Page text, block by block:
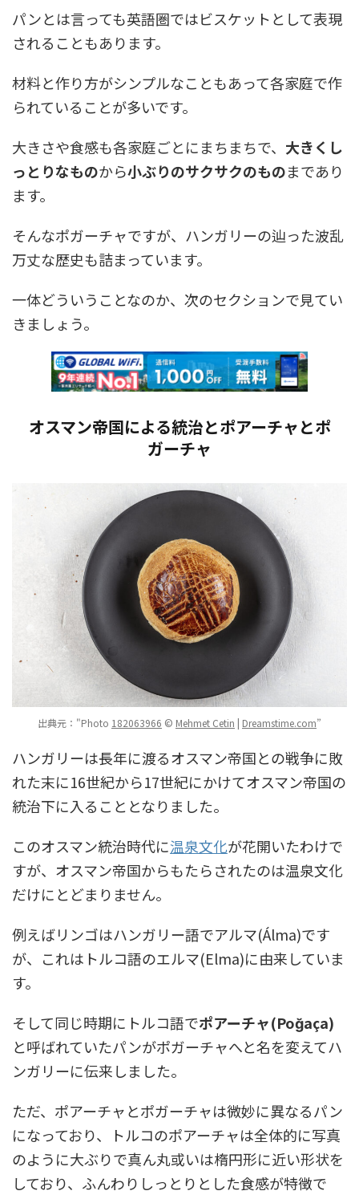
パンとは言っても英語圏ではビスケットとして表現
されることもあります。
材料と作り方がシンプルなこともあって各家庭で作
られていることが多いです。
大きさや食感も各家庭ごとにまちまちで、 大きくし
っとりなものから小ぶりのサクサクのものまであり
ます。
そんなポガーチャですが、ハンガリーの辿った波乱
万丈な歴史も詰まっています。
一体どういうことなのか、次のセクションで見てい
きましょう。
オスマン帝国による統治とポアーチャとポ
ガーチャ
出典元："Photo 182063966 © Mehmet Cetin | Dreamstime.com”
ハンガリーは長年に渡るオスマン帝国との戦争に敗
れた末に16世紀から17世紀にかけてオスマン帝国の
統治下に入ることとなりました。
このオスマン統治時代に温泉文化が花開いたわけで
すが、オスマン帝国からもたらされたのは温泉文化
だけにとどまりません。
例えばリンゴはハンガリー語でアルマ(Álma)です
が、これはトルコ語のエルマ(Elma)に由来していま
す。
そして同じ時期にトルコ語でポアーチャ(Poğaça)
と呼ばれていたパンがポガーチャへと名を変えてハ
ンガリーに伝来しました。
ただ、ポアーチャとポガーチャは微妙に異なるパン
になっており、トルコのポアーチャは全体的に写真
のように大ぶりで真ん丸或いは楕円形に近い形状を
しており、ふんわりしっとりとした食感が特徴で